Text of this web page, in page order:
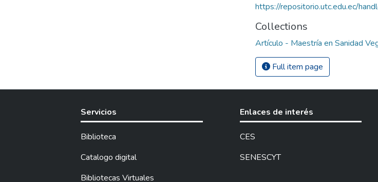
https://repositorio.utc.edu.ec/
Collections
Artículo - Maestría en Sanidad
Full item page
Servicios
Biblioteca
Catalogo digital
Bibliotecas Virtuales
Enlaces de interés
CES
SENESCYT